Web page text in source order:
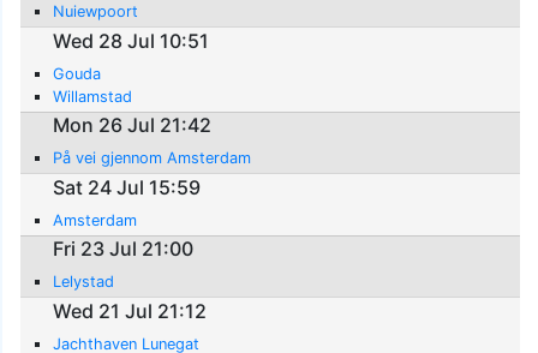
Nuiewpoort
Wed 28 Jul 10:51
Gouda
Willamstad
Mon 26 Jul 21:42
På vei gjennom Amsterdam
Sat 24 Jul 15:59
Amsterdam
Fri 23 Jul 21:00
Lelystad
Wed 21 Jul 21:12
Jachthaven Lunegat